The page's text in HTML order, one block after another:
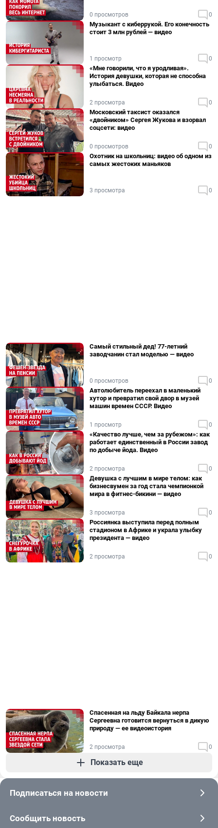
0 просмотров 0
Музыкант с киберрукой. Его конечность
стоит 3 млн рублей — видео
1 просмотр 0
«Мне говорили, что я уродливая».
История девушки, которая не способна
улыбаться. Видео
2 просмотра 0
Московский таксист оказался
«двойником» Сергея Жукова и взорвал
соцсети: видео
0 просмотров 0
Охотник на школьниц: видео об одном из
самых жестоких маньяков
3 просмотра 0
Самый стильный дед! 77-летний
заводчанин стал моделью — видео
0 просмотров 0
Автолюбитель переехал в маленький
хутор и превратил свой двор в музей
машин времен СССР. Видео
1 просмотр 0
«Качество лучше, чем за рубежом»: как
работает единственный в России завод
по добыче йода. Видео
2 просмотра 0
Девушка с лучшим в мире телом: как
бизнесвумен за год стала чемпионкой
мира в фитнес-бикини — видео
3 просмотра 0
Россиянка выступила перед полным
стадионом в Африке и украла улыбку
президента — видео
2 просмотра 0
Спасенная на льду Байкала нерпа
Сергеевна готовится вернуться в дикую
природу — ее видеоистория
2 просмотра 0
Показать еще
Подписаться на новости
Сообщить новость